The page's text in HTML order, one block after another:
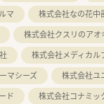
マ
株式会社なの花中
株式会社クスリのアオ
株式会社メディカル
マシーズ
株式会社ユ
ド
株式会社コナミッ